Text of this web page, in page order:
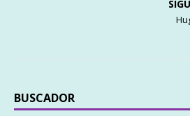
BUSCADOR